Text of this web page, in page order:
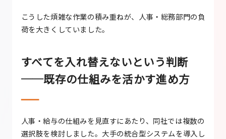
こうした煩雑な作業の積み重ねが、人事・総務部門の負
荷を大きくしていました。
すべてを入れ替えないという判断
──既存の仕組みを活かす進め方
人事・給与の仕組みを見直すにあたり、同社では複数の
選択肢を検討しました。大手の統合型システムを導入し